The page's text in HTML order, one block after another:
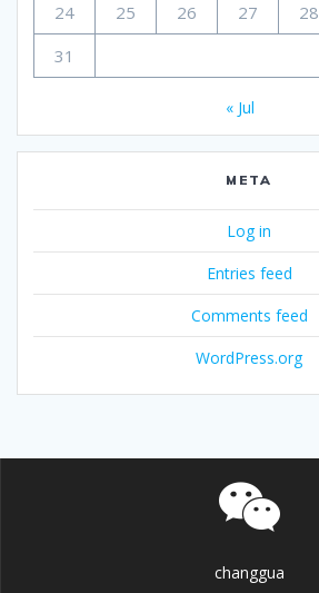
24
25 26 27 28
31
« Jul
META
Log in
Entries feed
Comments feed
WordPress.org
changgua